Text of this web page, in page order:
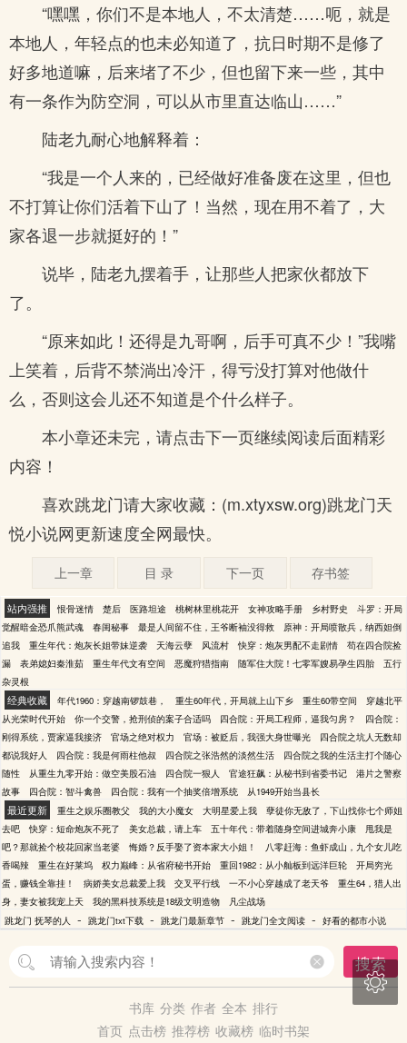
“嘿嘿，你们不是本地人，不太清楚……呃，就是
本地人，年轻点的也未必知道了，抗日时期不是修了
好多地道嘛，后来堵了不少，但也留下来一些，其中
有一条作为防空洞，可以从市里直达临山……”
陆老九耐心地解释着：
“我是一个人来的，已经做好准备废在这里，但也
不打算让你们活着下山了！当然，现在用不着了，大
家各退一步就挺好的！”
说毕，陆老九摆着手，让那些人把家伙都放下
了。
“原来如此！还得是九哥啊，后手可真不少！”我嘴
上笑着，后背不禁淌出冷汗，得亏没打算对他做什
么，否则这会儿还不知道是个什么样子。
本小章还未完，请点击下一页继续阅读后面精彩
内容！
喜欢跳龙门请大家收藏：(m.xtyxsw.org)跳龙门天
悦小说网更新速度全网最快。
上一章 目 录 下一页 存书签
站内强推 恨骨迷情 楚后 医路坦途 桃树林里桃花开 女神攻略手册 乡村野史
斗罗：开局
觉醒暗金恐爪熊武魂
春闺秘事 最是人间留不住，王爷断袖没得救
原神：开局喷散兵，纳西妲倒
追我
重生年代：炮灰长姐带妹逆袭 天海云孽 风流村 快穿：炮灰男配不走剧情
苟在四合院捡
漏
表弟媳妇秦淮茹 重生年代文有空间 恶魔狩猎指南 随军住大院！七零军嫂易孕生四胎
五行
杂灵根
经典收藏 年代1960：穿越南锣鼓巷， 重生60年代，开局就上山下乡 重生60带空间
穿越北平
从光荣时代开始
你一个交警，抢刑侦的案子合适吗 四合院：开局工程师，逼我匀房？
四合院：
刚得系统，贾家逼我接济
官场之绝对权力 官场：被贬后，我强大身世曝光
四合院之坑人无数却
都说我好人
四合院：我是何雨柱他叔 四合院之张浩然的淡然生活
四合院之我的生活主打个随心
随性
从重生九零开始：做空美股石油 四合院一狠人 官途狂飙：从秘书到省委书记
港片之警察
故事
四合院：智斗禽兽 四合院：我有一个抽奖倍增系统 从1949开始当县长
最近更新 重生之娱乐圈教父 我的大小魔女 大明星爱上我
孽徒你无敌了，下山找你七个师姐
去吧
快穿：短命炮灰不死了 美女总裁，请上车 五十年代：带着随身空间进城奔小康
甩我是
吧？那就捡个校花回家当老婆
悔婚？反手娶了资本家大小姐！
八零赶海：鱼虾成山，九个女儿吃
香喝辣
重生在好莱坞 权力巅峰：从省府秘书开始 重回1982：从小舢板到远洋巨轮
开局穷光
蛋，赚钱全靠挂！
病娇美女总裁爱上我 交叉平行线 一不小心穿越成了老天爷
重生64，猎人出
身，妻女被我宠上天
我的黑科技系统是18级文明造物
凡尘战场
跳龙门 抚琴的人
- 跳龙门txt下载 - 跳龙门最新章节 - 跳龙门全文阅读 - 好看的都市小说
搜索
书库 分类 作者 全本 排行
首页 点击榜 推荐榜 收藏榜 临时书架
